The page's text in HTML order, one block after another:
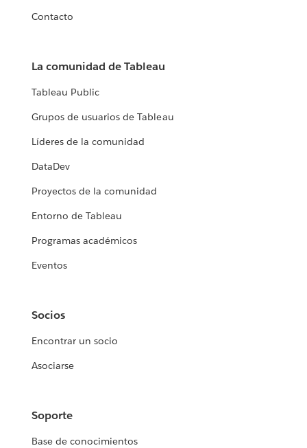
Contacto
La comunidad de Tableau
Tableau Public
Grupos de usuarios de Tableau
Líderes de la comunidad
DataDev
Proyectos de la comunidad
Entorno de Tableau
Programas académicos
Eventos
Socios
Encontrar un socio
Asociarse
Soporte
Base de conocimientos